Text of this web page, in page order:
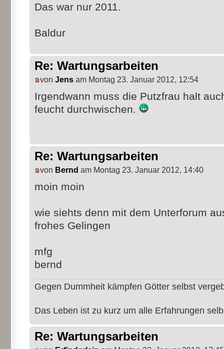
Das war nur 2011.
Baldur
Re: Wartungsarbeiten
von Jens am Montag 23. Januar 2012, 12:54
Irgendwann muss die Putzfrau halt
feucht durchwischen.
Re: Wartungsarbeiten
von Bernd am Montag 23. Januar 2012, 14:40
moin moin
wie siehts denn mit dem Unterforum
frohes Gelingen
mfg
bernd
Gegen Dummheit kämpfen Götter selbst
Das Leben ist zu kurz um alle Erfahrungen
Re: Wartungsarbeiten